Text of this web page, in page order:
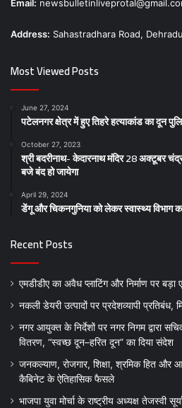
Email:
Address: Sahastradhara Road,
Most Viewed Posts
June 27, 2024
पटेलनगर क्षेत्र में हुए तिहरे हत्याकांड का दून
October 27, 2023
श्री बदरीनाथ- केदारनाथ मंदिर 28 अक्टूबर
बजे बंद हो जायेगा
April 29, 2024
डेंगू और चिकनगुनिया को लेकर स्वास्थ्य विभाग
Recent Posts
एमडीडीए का अवैध प्लाटिंग और निर्माण पर बड़ा
नकली डेयरी उत्पादों पर प्रदेशव्यापी प्रतिबंध,
नगर आयुक्त के निर्देशों पर नगर निगम द्वारा
वितरण, “स्वच्छ दून–हरित दून” का दिया संदेश
जनकल्याण, रोजगार, शिक्षा, श्रमिक हित और
कैबिनेट के ऐतिहासिक फैसले
भाजपा युवा मोर्चा के राष्ट्रीय अध्यक्ष